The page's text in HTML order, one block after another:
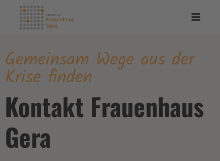
Gemeinsam Wege aus der
Krise finden
Kontakt Frauenhaus
Gera